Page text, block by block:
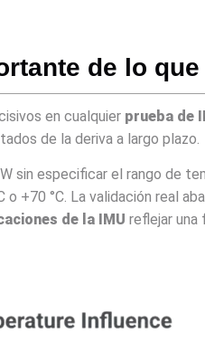
de lo
en cualquier prueba de
de la deriva a largo plazo.
sin especificar el rango de
o +70 °C. La validación real
de la IMU reflejar una